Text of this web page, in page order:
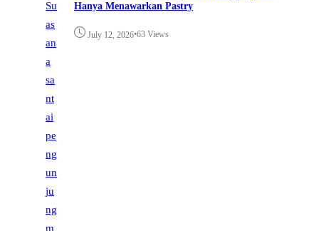
Hanya Menawarkan Pastry
July 12, 2026•63 Views